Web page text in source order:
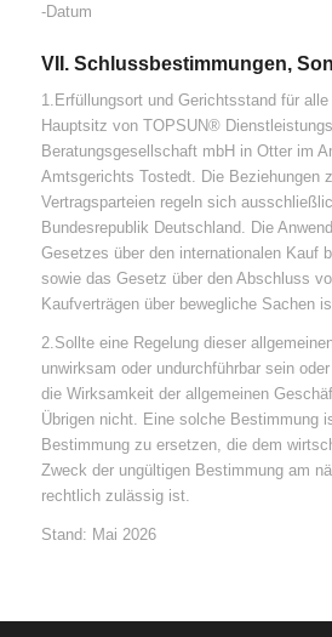
-Datum
VII. Schlussbestimmungen,
1.Erfüllungsort und Gerichtsstand für
Hauptsitz von TOPSUN®
Beratungsgesellschaft mbH in Otter im
Amtsgerichts Tostedt. Die Beziehungen
Vertragsparteien regeln sich
Bundesrepublik Deutschland. Die
Gesetzes über den internationalen Kauf
sowie das Gesetz über den Abschluss
Kaufverträgen über bewegliche Sachen
2.Sollte eine Regelung dieser
unwirksam oder undurchführbar sein
die Wirksamkeit der allgemeinen
Übrigen nicht. Eine solche Bestimmung
Bestimmung zu ersetzen, die dem
Zweck der ungültigen Bestimmung am
rechtlich zulässig ist.
Stand: Mai 2026